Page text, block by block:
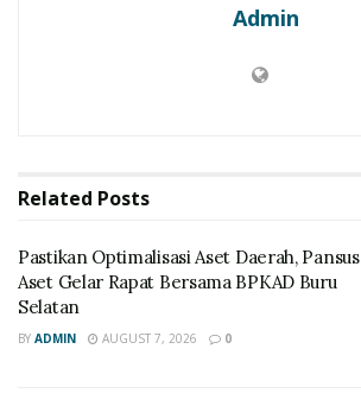
Admin
Related Posts
Pastikan Optimalisasi Aset Daerah, Pansus
Aset Gelar Rapat Bersama BPKAD Buru
Selatan
BY ADMIN AUGUST 7, 2026 0